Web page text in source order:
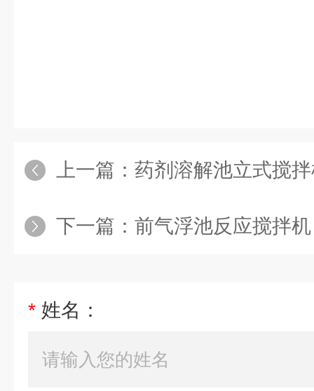
上一篇： 药剂溶解池立式搅
下一篇： 前气浮池反应搅拌机
* 姓名：